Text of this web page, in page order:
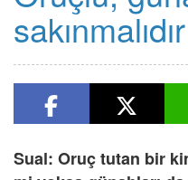
sakınmalıdır
Sual: Oruç tutan bir